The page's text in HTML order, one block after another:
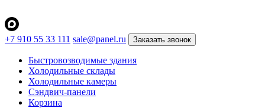
+7 910 55 33 111 sale@panel.ru Заказать звонок
Быстровозводимые здания
Холодильные склады
Холодильные камеры
Сэндвич-панели
Корзина